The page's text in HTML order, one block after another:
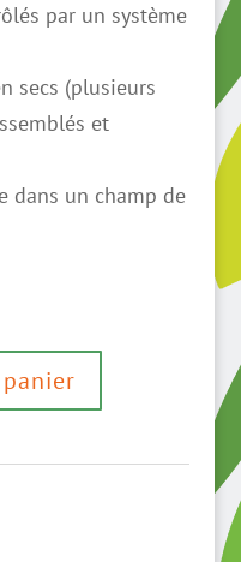
par un système
secs (plusieurs
et
dans un champ de